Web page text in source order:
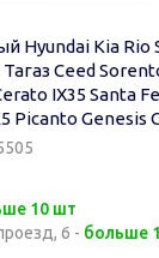
Hyundai Kia Rio
Ceed
IX35 Santa
Picanto Genesis
10 шт
6 - больше